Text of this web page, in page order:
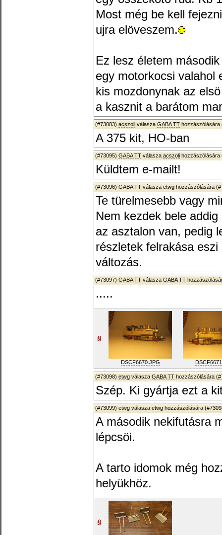
Most még be kell
ujra elöveszem.
Ez lesz életem
egy motorkocsi valahol
kis mozdonynak az
a kasznit a barátom
(#73083) acszoli válasza GABA TT hozzászólására
A 375 kit, HO-ban
(#73095) GABA TT válasza acszoli hozzászólására
Küldtem e-mailt!
(#73096) GABA TT válasza etwg hozzászólására (
Te türelmesebb vagy
Nem kezdek bele
az asztalon van, pedig
részletek felrakása
változás.
(#73097) GABA TT válasza GABA TT
.....
DSCF6670.JPG
(#73098) etwg válasza GABA TT hozzászólására (
Szép. Ki gyártja ezt a
(#73099) etwg válasza etwg hozzászólására (
A második nekifutásra
lépcsöi.
A tarto idomok még
helyükhöz.